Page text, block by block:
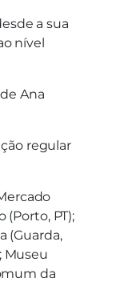
a sua
nível
Ana
regular
(Porto, PT);
(Guarda,
Museu
da